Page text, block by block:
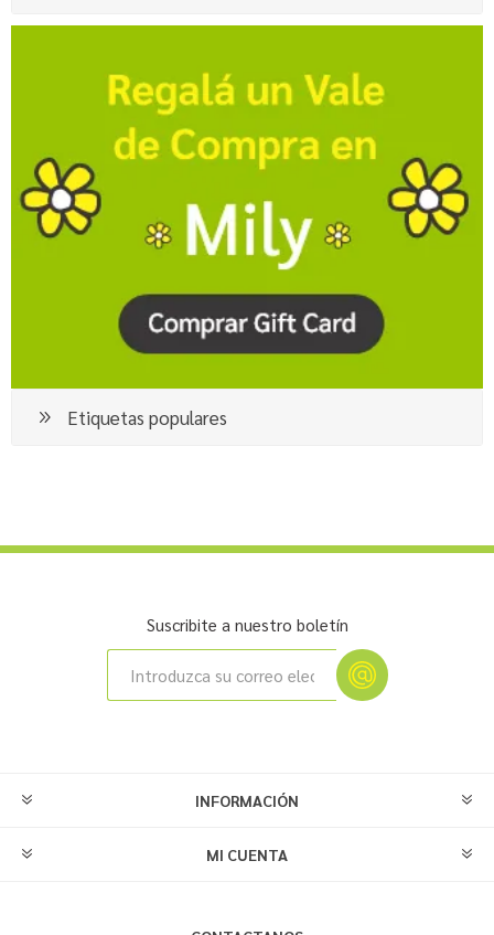
Etiquetas populares
Suscribite a nuestro boletín
INFORMACIÓN
MI CUENTA